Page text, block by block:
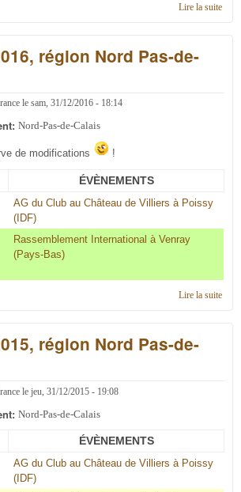
Lire la suitede
région Nord Pas-de-
le sam, 31/12/2016 - 18:14
Nord-Pas-de-Calais
de modifications !
ÉVÈNEMENTS
AG du Club au Château de Villiers à Poissy
(IDF)
Rassemblement International à Venray
(Pays-Bas)
Lire la suitede
région Nord Pas-de-
le jeu, 31/12/2015 - 19:08
Nord-Pas-de-Calais
ÉVÈNEMENTS
AG du Club au Château de Villiers à Poissy
(IDF)